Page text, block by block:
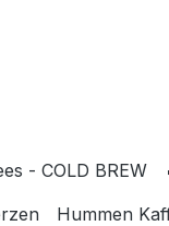
- COLD BREW
Hummen